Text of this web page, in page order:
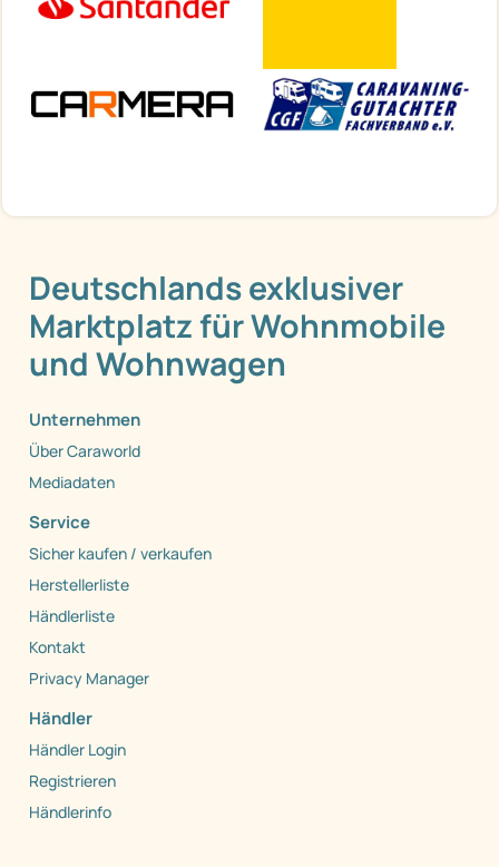
Deutschlands exklusiver
Marktplatz für Wohnmobile
und Wohnwagen
Unternehmen
Über Caraworld
Mediadaten
Service
Sicher kaufen / verkaufen
Herstellerliste
Händlerliste
Kontakt
Privacy Manager
Händler
Händler Login
Registrieren
Händlerinfo